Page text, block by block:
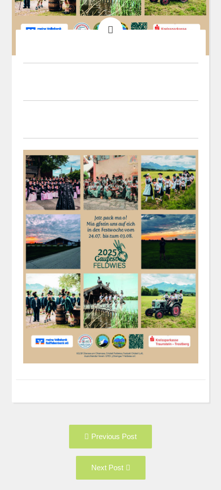
Previous Post
post:
Next Post
Post: